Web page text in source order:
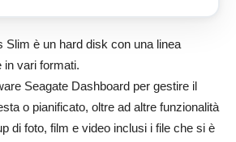
Slim è un hard disk con una linea
in vari formati.
Seagate Dashboard per gestire il
o pianificato, oltre ad altre funzionalità
di foto, film e video inclusi i file che si è